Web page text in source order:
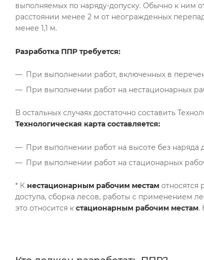
выполняемых по наряду-допуску. Обычно к ним
расстоянии менее 2 м от неогражденных
менее 1,1 м.
Разработка ППР требуется:
При выполнении работ, включенных в
При выполнении работ на нестационарных
В остальных случаях достаточно составить
Технологическая карта составляется:
При выполнении работ на высоте без наряда
При выполнении работ на стационарных
* К нестационарным рабочим местам
доступа, сборка лесов, работы с применением
это относится к стационарным рабочим местам.